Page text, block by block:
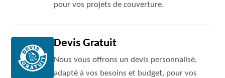
pour vos projets de couverture.
Devis Gratuit
Nous vous offrons un devis personnalisé,
adapté à vos besoins et budget, pour vos